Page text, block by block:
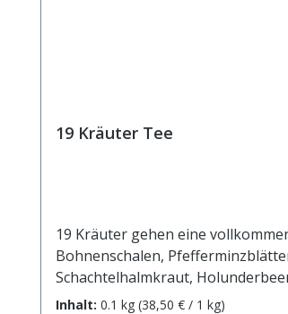
19 Kräuter Tee
19 Kräuter gehen eine
Bohnenschalen,
Schachtelhalmkraut,
Wasser aufgiessen. Ziehzeit:
Inhalt: 0.1 kg (38,50 € / 1 kg)